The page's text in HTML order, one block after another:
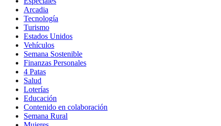
Arcadia
Tecnología
Turismo
Estados Unidos
Vehículos
Semana Sostenible
Finanzas Personales
4 Patas
Salud
Loterías
Educación
Contenido en colaboración
Semana Rural